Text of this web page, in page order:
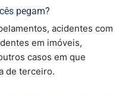
pegam?
acidentes com
em imóveis,
casos em que
de terceiro.